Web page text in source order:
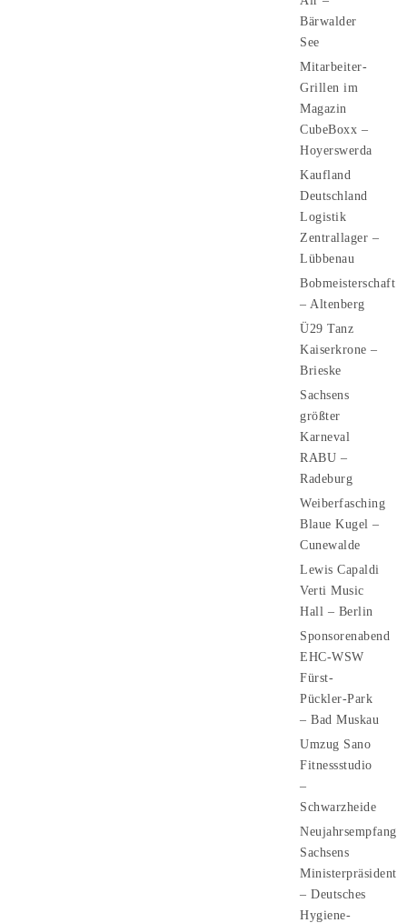
Bärwalder
See
Mitarbeiter-
Grillen im
Magazin
CubeBoxx –
Hoyerswerda
Kaufland
Deutschland
Logistik
Zentrallager –
Lübbenau
Bobmeisterschaft
– Altenberg
Ü29 Tanz
Kaiserkrone –
Brieske
Sachsens
größter
Karneval
RABU –
Radeburg
Weiberfasching
Blaue Kugel –
Cunewalde
Lewis Capaldi
Verti Music
Hall – Berlin
Sponsorenabend
EHC-WSW
Fürst-
Pückler-Park
– Bad Muskau
Umzug Sano
Fitnessstudio
–
Schwarzheide
Neujahrsempfang
Sachsens
Ministerpräsident
– Deutsches
Hygiene-